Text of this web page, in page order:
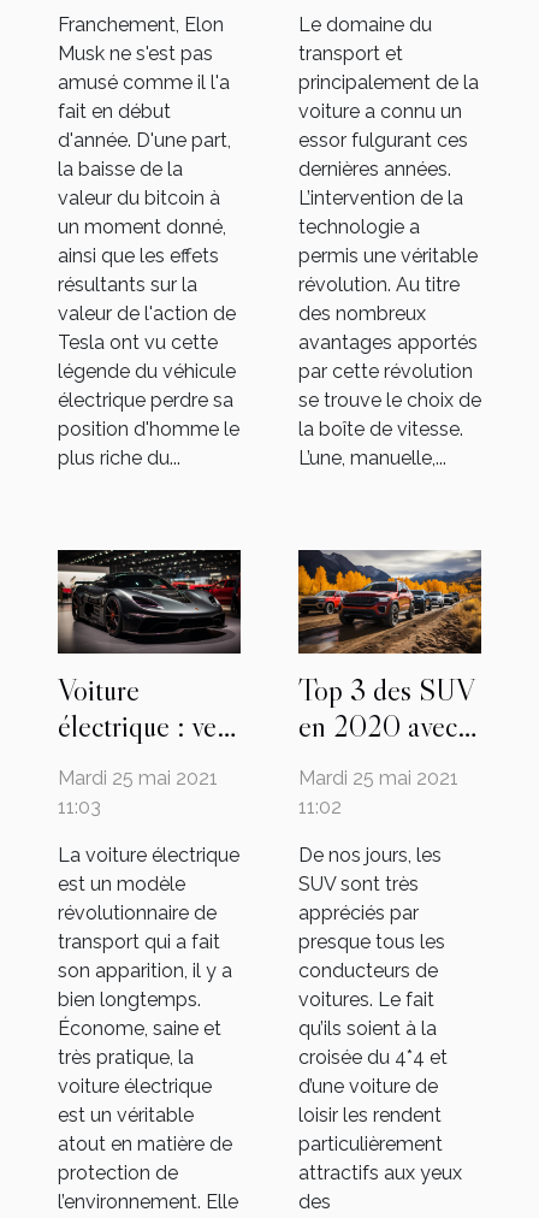
chinois
Franchement, Elon
Musk ne s'est pas
amusé comme il l'a
fait en début
d'année. D'une part,
la baisse de la
valeur du bitcoin à
un moment donné,
ainsi que les effets
résultants sur la
valeur de l'action de
Tesla ont vu cette
légende du véhicule
électrique perdre sa
position d'homme le
plus riche du...
Le domaine du
transport et
principalement de la
voiture a connu un
essor fulgurant ces
dernières années.
L’intervention de la
technologie a
permis une véritable
révolution. Au titre
des nombreux
avantages apportés
par cette révolution
se trouve le choix de
la boîte de vitesse.
L’une, manuelle,...
Voiture
électrique : vers
une conquête
entière du
l’automobile
Mardi 25 mai 2021
11:03
La voiture électrique
est un modèle
révolutionnaire de
transport qui a fait
son apparition, il y a
bien longtemps.
Économe, saine et
très pratique, la
voiture électrique
est un véritable
atout en matière de
protection de
l’environnement. Elle
Top 3 des SUV
en 2020 avec
un rapport
qualité-prix
Mardi 25 mai 2021
11:02
De nos jours, les
SUV sont très
appréciés par
presque tous les
conducteurs de
voitures. Le fait
qu’ils soient à la
croisée du 4*4 et
d’une voiture de
loisir les rendent
particulièrement
attractifs aux yeux
des